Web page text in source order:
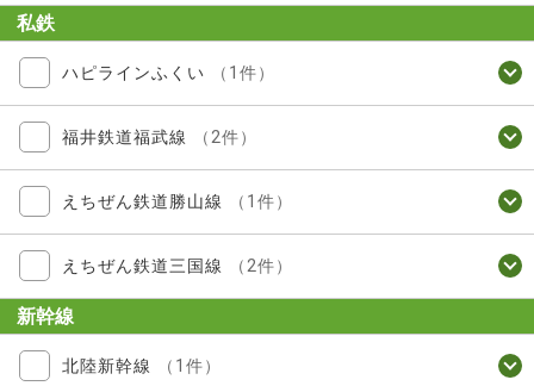
私鉄
ハピラインふくい （1件）
福井鉄道福武線 （2件）
えちぜん鉄道勝山線 （1件）
えちぜん鉄道三国線 （2件）
新幹線
北陸新幹線 （1件）